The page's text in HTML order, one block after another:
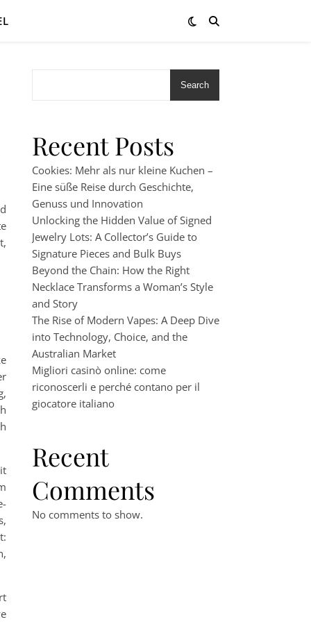
Search
Recent Posts
Cookies: Mehr als nur kleine Kuchen –
Eine süße Reise durch Geschichte,
Genuss und Innovation
Unlocking the Hidden Value of Signed
Jewelry Lots: A Collector’s Guide to
Signature Pieces and Bulk Buys
Beyond the Chain: How the Right
Necklace Transforms a Woman’s Style
and Story
The Rise of Modern Vapes: A Deep Dive
into Technology, Choice, and the
Australian Market
Migliori casinò online: come
riconoscerli e perché contano per il
giocatore italiano
Recent
Comments
No comments to show.